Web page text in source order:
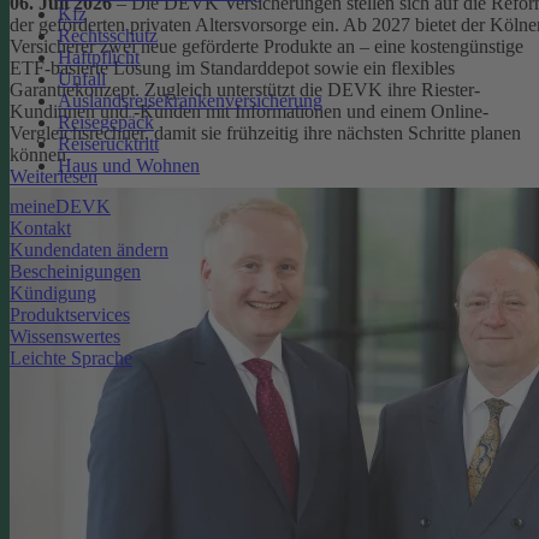
Kfz
Rechtsschutz
Haftpflicht
Unfall
Auslandsreisekrankenversicherung
Reisegepäck
Reiserücktritt
Haus und Wohnen
meineDEVK
Kontakt
Kundendaten ändern
Bescheinigungen
Kündigung
Produktservices
Wissenswertes
Leichte Sprache
der geförderten privaten Altersvorsorge ein. Ab 2027 bietet der
Versicherer zwei neue geförderte Produkte an – eine kostengünstige
ETF-basierte Lösung im Standarddepot sowie ein flexibles
Garantiekonzept. Zugleich unterstützt die DEVK ihre Riester-
Kundinnen und -Kunden mit Informationen und einem Online-
Vergleichsrechner, damit sie frühzeitig ihre nächsten Schritte planen
können.
Weiterlesen